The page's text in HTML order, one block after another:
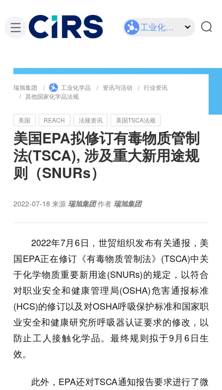
工业化学品
瑞旭集团 工业化学品 资讯与活动
行业资讯
其他国家化学品法规
美国 REACH 法规资讯 美国TSCA法规
美国EPA拟修订有毒物质管制
法(TSCA), 涉及重大新用途规
则（SNURs）
2022-07-18 来源 瑞旭集团 作者 瑞旭集团
2022年7月6日，世贸组织发布有关通报，美
国EPA正在修订《有毒物质管制法》(TSCA)中关
于化学物质重要新用途(SNURs)的规定，以符合
对职业安全和健康管理局(OSHA)危害通报标准
(HCS)的修订以及对OSHA呼吸保护标准和国家职
业安全和健康研究所呼吸器认证要求的修改，以
防止工人接触化学品。最终规则拟于9月6日生
效。
此外，EPA还对TSCA通知报告要求进行了微